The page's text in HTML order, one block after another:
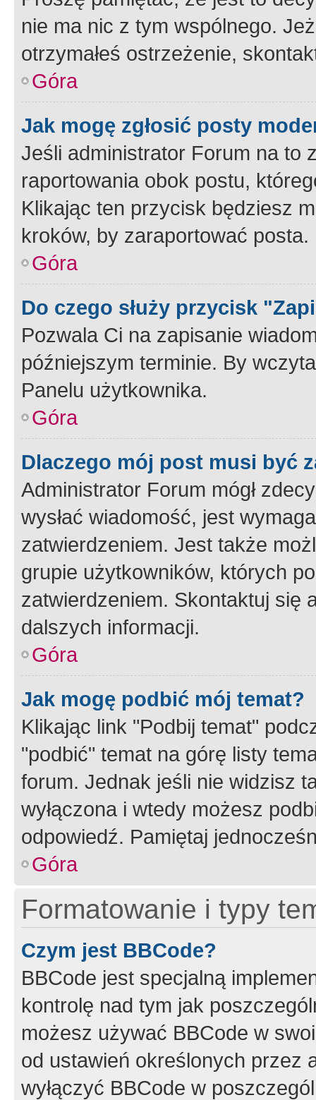
nie ma nic z tym wspólnego.
otrzymałeś ostrzeżenie,
Góra
Jak mogę zgłosić posty
Jeśli administrator Forum na to
raportowania obok postu,
Klikając ten przycisk będziesz
kroków, by zaraportować posta.
Góra
Do czego służy przycisk
Pozwala Ci na zapisanie
późniejszym terminie. By
Panelu użytkownika.
Góra
Dlaczego mój post musi być
Administrator Forum mógł
wysłać wiadomość, jest
zatwierdzeniem. Jest także
grupie użytkowników, których
zatwierdzeniem. Skontaktuj się
dalszych informacji.
Góra
Jak mogę podbić mój temat?
Klikając link "Podbij temat"
"podbić" temat na górę listy
forum. Jednak jeśli nie widzisz
wyłączona i wtedy możesz
odpowiedź. Pamiętaj
Góra
Formatowanie i typy
Czym jest BBCode?
BBCode jest specjalną
kontrolę nad tym jak
możesz używać BBCode w
od ustawień określonych przez
wyłączyć BBCode w